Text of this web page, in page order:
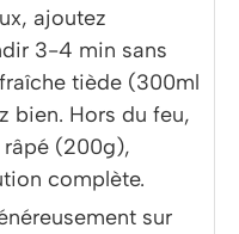
ajoutez
3-4 min sans
tiède (300ml
bien. Hors du feu,
râpé (200g),
complète.
sur